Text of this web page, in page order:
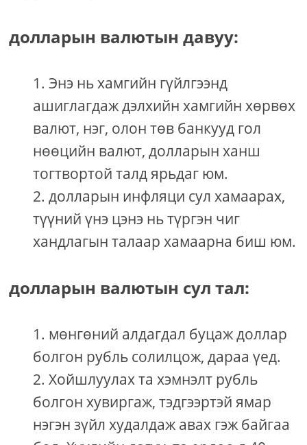
долларын валютын давуу:
Энэ нь хамгийн гүйлгээнд
ашиглагдаж дэлхийн хамгийн хөрвөх
валют, нэг, олон төв банкууд гол
нөөцийн валют, долларын ханш
тогтвортой талд ярьдаг юм.
долларын инфляци сул хамаарах,
түүний үнэ цэнэ нь түргэн чиг
хандлагын талаар хамаарна биш юм.
долларын валютын сул тал:
мөнгөний алдагдал буцаж доллар
болгон рубль солилцож, дараа үед.
Хойшлуулах та хэмнэлт рубль
болгон хувиргаж, тэдгээртэй ямар
нэгэн зүйл худалдаж авах гэж байгаа